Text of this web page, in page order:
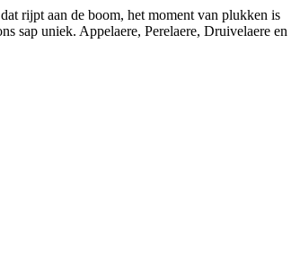
rijpt aan de boom, het moment van plukken is
sap uniek. Appelaere, Perelaere, Druivelaere en